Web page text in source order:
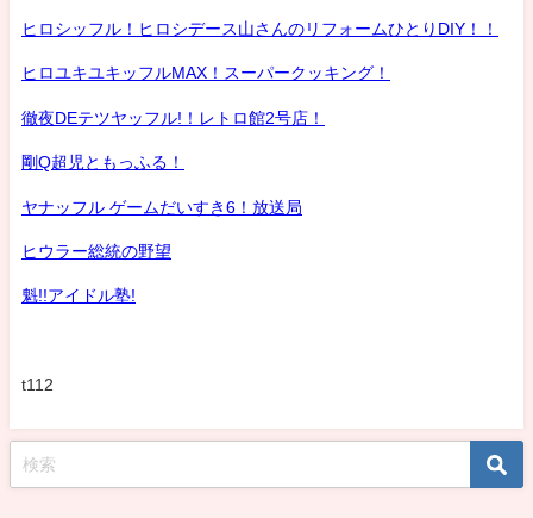
ヒロシッフル！ヒロシデース山さんのリフォームひとりDIY！！
ヒロユキユキッフルMAX！スーパークッキング！
徹夜DEテツヤッフル!！レトロ館2号店！
剛Q超児ともっふる！
ヤナッフル ゲームだいすき6！放送局
ヒウラー総統の野望
魁!!アイドル塾!
t112